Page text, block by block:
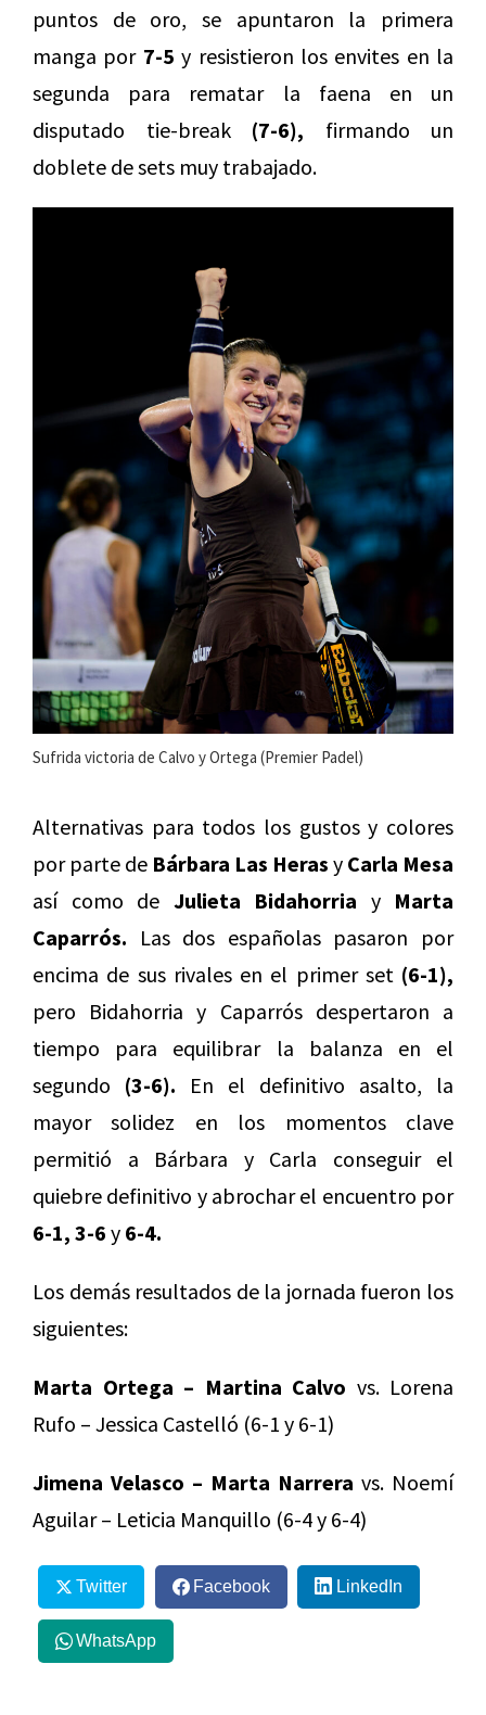
puntos de oro, se apuntaron la primera
manga por 7-5 y resistieron los envites en la
segunda para rematar la faena en un
disputado tie-break (7-6), firmando un
doblete de sets muy trabajado.
Sufrida victoria de Calvo y Ortega (Premier Padel)
Alternativas para todos los gustos y colores
por parte de Bárbara Las Heras y Carla Mesa
así como de Julieta Bidahorria y Marta
Caparrós. Las dos españolas pasaron por
encima de sus rivales en el primer set (6-1),
pero Bidahorria y Caparrós despertaron a
tiempo para equilibrar la balanza en el
segundo (3-6). En el definitivo asalto, la
mayor solidez en los momentos clave
permitió a Bárbara y Carla conseguir el
quiebre definitivo y abrochar el encuentro por
6-1, 3-6 y 6-4.
Los demás resultados de la jornada fueron los
siguientes:
Marta Ortega – Martina Calvo vs. Lorena
Rufo – Jessica Castelló (6-1 y 6-1)
Jimena Velasco – Marta Narrera vs. Noemí
Aguilar – Leticia Manquillo (6-4 y 6-4)
Twitter Facebook LinkedIn
WhatsApp